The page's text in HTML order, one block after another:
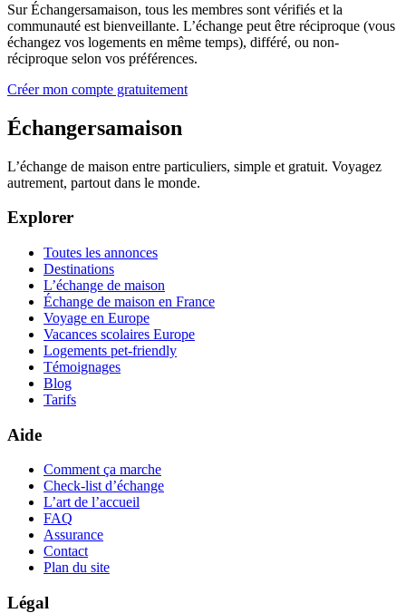
Sur Échangersamaison, tous les membres sont vérifiés et la
communauté est bienveillante. L’échange peut être réciproque (vous
échangez vos logements en même temps), différé, ou non-
réciproque selon vos préférences.
Créer mon compte gratuitement
Échangersamaison
L’échange de maison entre particuliers, simple et gratuit. Voyagez
autrement, partout dans le monde.
Explorer
Toutes les annonces
Destinations
L’échange de maison
Échange de maison en France
Voyage en Europe
Vacances scolaires Europe
Logements pet-friendly
Témoignages
Blog
Tarifs
Aide
Comment ça marche
Check-list d’échange
L’art de l’accueil
FAQ
Assurance
Contact
Plan du site
Légal